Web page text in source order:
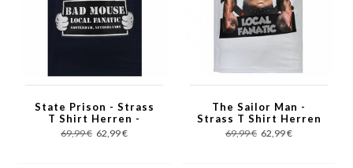
State Prison - Strass
T Shirt Herren -
Marine
69,99 € 62,99 €
The Sailor Man -
Strass T Shirt Herren
- Weiß
69,99 € 62,99 €